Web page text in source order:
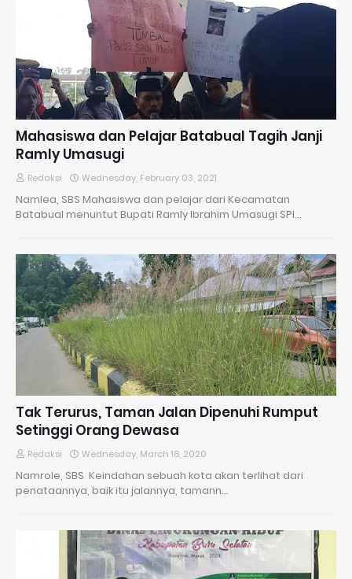
Mahasiswa dan Pelajar Batabual Tagih Janji
Ramly Umasugi
Redaksi Wednesday, February 03, 2021
Namlea, SBS Mahasiswa dan pelajar dari Kecamatan
Batabual menuntut Bupati Ramly Ibrahim Umasugi SPI…
Tak Terurus, Taman Jalan Dipenuhi Rumput
Setinggi Orang Dewasa
Redaksi Wednesday, March 18, 2020
Namrole, SBS Keindahan sebuah kota akan terlihat dari
penataannya, baik itu jalannya, tamann…